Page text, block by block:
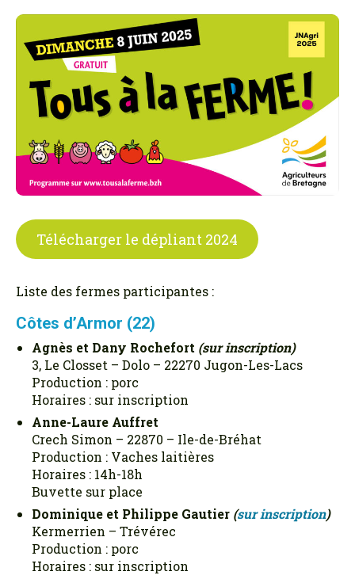
Télécharger le dépliant 2024
Liste des fermes participantes :
Côtes d’Armor (22)
Agnès et Dany Rochefort (sur inscription)
3, Le Closset – Dolo – 22270 Jugon-Les-Lacs
Production : porc
Horaires : sur inscription
Anne-Laure Auffret
Crech Simon – 22870 – Ile-de-Bréhat
Production : Vaches laitières
Horaires : 14h-18h
Buvette sur place
Dominique et Philippe Gautier (surinscription)
Kermerrien – Trévérec
Production : porc
Horaires : sur inscription